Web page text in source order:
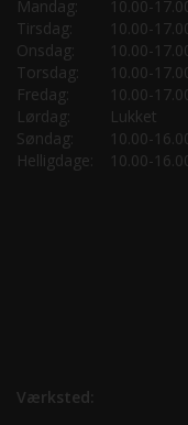
Mandag:
10.00-
Tirsdag:
10.00-
Onsdag:
10.00-
Torsdag:
10.00-
Fredag:
10.00-
Lørdag:
Lukket
Søndag:
10.00-
Helligdage:
10.00-
Værksted: